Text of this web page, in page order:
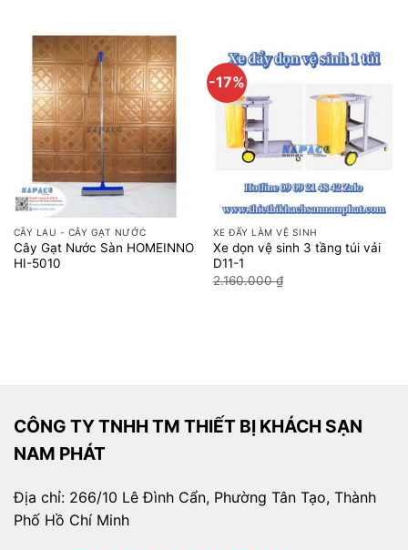
CÂY LAU - CÂY GẠT NƯỚC
Cây Gạt Nước Sàn HOMEINNO
HI-5010
-17%
XE ĐẨY LÀM VỆ SINH
Xe dọn vệ sinh 3 tầng túi vải
D11-1
2.160.000₫
CÔNG TY TNHH TM THIẾT BỊ KHÁCH SẠN
NAM PHÁT
Địa chỉ: 266/10 Lê Đình Cẩn, Phường Tân Tạo, Thành
Phố Hồ Chí Minh